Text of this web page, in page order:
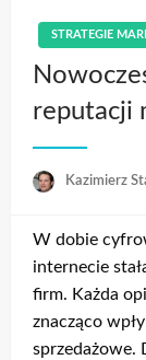
STRATEGIE
reputacji
Kazimierz
W dobie
internecie
firm. Każda
znacząco
sprzedażowe.